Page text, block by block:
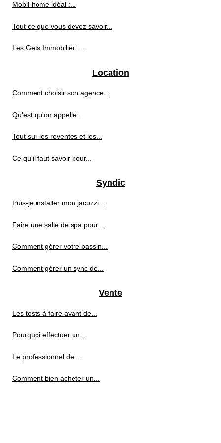
Mobil-home idéal :...
Tout ce que vous devez savoir...
Les Gets Immobilier :...
Location
Comment choisir son agence...
Qu'est qu'on appelle...
Tout sur les reventes et les...
Ce qu'il faut savoir pour...
Syndic
Puis-je installer mon jacuzzi...
Faire une salle de spa pour...
Comment gérer votre bassin...
Comment gérer un sync de...
Vente
Les tests à faire avant de...
Pourquoi effectuer un...
Le professionnel de...
Comment bien acheter un...